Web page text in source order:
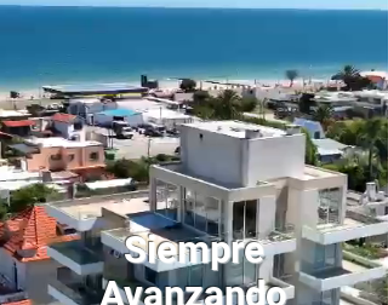
EMPRESA
CONTACTO
Siempre
Avanzando